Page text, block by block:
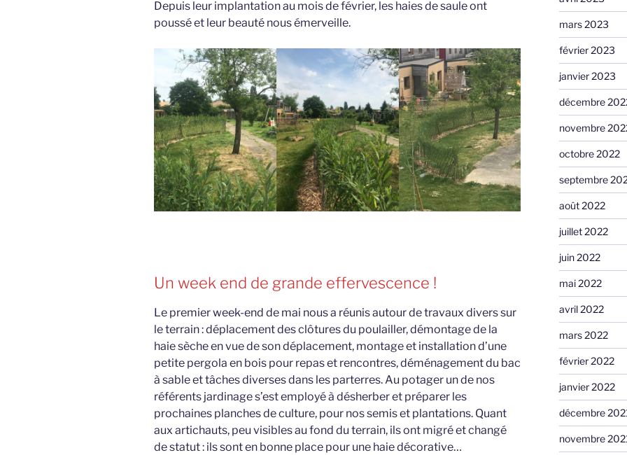
Depuis leur implantation au mois de février, les haies de saule ont
poussé et leur beauté nous émerveille.
Un week end de grande effervescence !
Le premier week-end de mai nous a réunis autour de travaux divers sur
le terrain : déplacement des clôtures du poulailler, démontage de la
haie sèche en vue de son déplacement, montage et installation d’une
petite pergola en bois pour repas et rencontres, déménagement du bac
à sable et tâches diverses dans les parterres. Au potager un de nos
référents jardinage s’est employé à désherber et préparer les
prochaines planches de culture, pour nos semis et plantations. Quant
aux artichauts, peu visibles au fond du terrain, ils ont migré et changé
de statut : ils sont en bonne place pour une haie décorative…
mars 2023
février 2023
janvier 2023
décembre
novembre
octobre 2022
septembre
août 2022
juillet 2022
juin 2022
mai 2022
avril 2022
mars 2022
février 2022
janvier 2022
décembre
novembre